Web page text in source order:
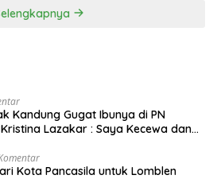
Kandung Gugat Ibunya di PN
Lazakar : Saya Kecewa dan
Kota Pancasila untuk Lomblen